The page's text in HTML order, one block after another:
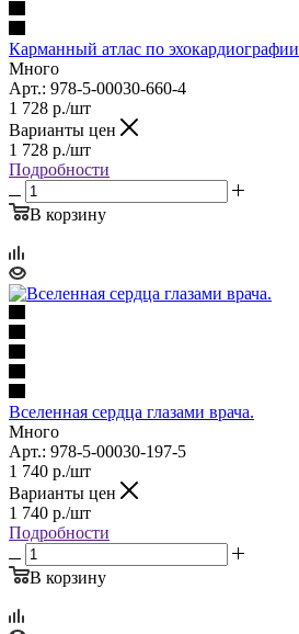
Карманный атлас по эхокардиографии
Много
Арт.: 978-5-00030-660-4
1 728 р./шт
Варианты цен
1 728 р./шт
Подробности
В корзину
Вселенная сердца глазами врача.
Много
Арт.: 978-5-00030-197-5
1 740 р./шт
Варианты цен
1 740 р./шт
Подробности
В корзину